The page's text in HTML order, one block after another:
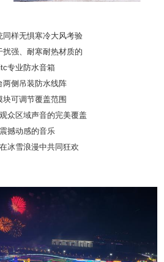
同样无惧寒冷大风考验
扰强、耐寒耐热材质的
专业防水音箱
两侧吊装防水线阵
块可调节覆盖范围
众区域声音的完美覆盖
震撼动感的音乐
冰雪浪漫中共同狂欢